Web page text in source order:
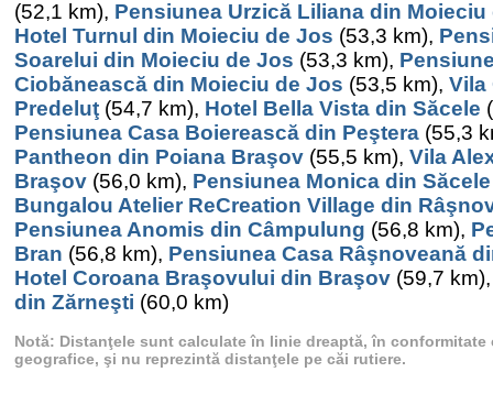
(52,1 km), Pensiunea Urzică Liliana din Moieciu
Hotel Turnul din Moieciu de Jos (53,3 km),
Soarelui din Moieciu de Jos (53,3 km),
Ciobănească din Moieciu de Jos (53,5 km), Vila
Predeluţ (54,7 km), Hotel Bella Vista din Săcele
Pensiunea Casa Boierească din Peştera (55,3
Pantheon din Poiana Braşov (55,5 km), Vila
Braşov (56,0 km), Pensiunea Monica din Săcele
Bungalou Atelier ReCreation Village din
Pensiunea Anomis din Câmpulung (56,8 km),
Bran (56,8 km), Pensiunea Casa Râşnoveană
Hotel Coroana Braşovului din Braşov (59,7
din Zărneşti (60,0 km)
Notă: Distanţele sunt calculate în linie dreaptă, în conformitate
geografice, şi nu reprezintă distanţele pe căi rutiere.